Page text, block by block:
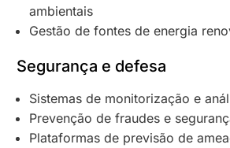
ambientais
Gestão de fontes de energia
Segurança e defesa
Sistemas de monitorização e
Prevenção de fraudes e
Plataformas de previsão de